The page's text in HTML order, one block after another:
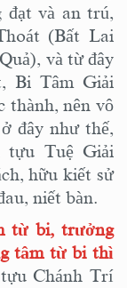
đạt và an trú,
(Bất Lai
và từ đây
Bi Tâm Giải
thành, nên vô
đây như thế,
tựu Tuệ Giải
hữu kiết sử
niết bàn.
từ bi, trưởng
tâm từ bi thì
Chánh Trí